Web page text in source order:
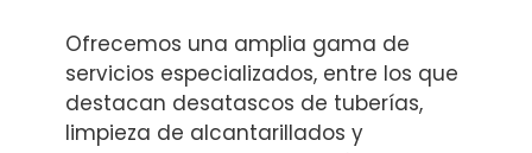
Ofrecemos una amplia gama de
servicios especializados, entre los que
destacan desatascos de tuberías,
limpieza de alcantarillados y